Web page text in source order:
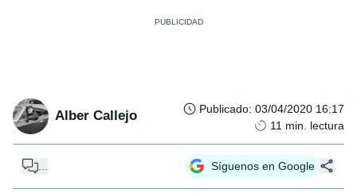
Alber Callejo Publicado: 03/04/2020 16:17
11 min. lectura
Síguenos en Google